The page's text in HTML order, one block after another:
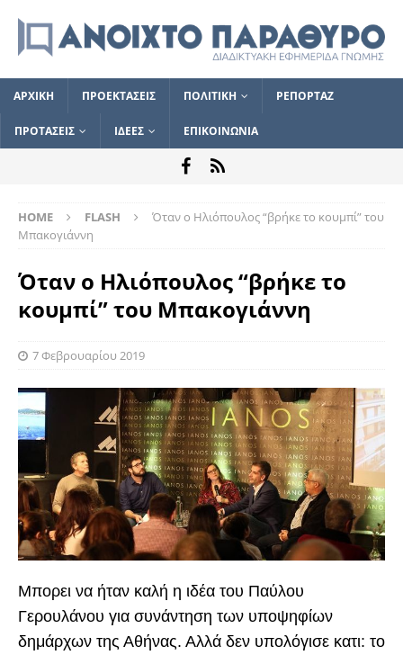
ΑΡΧΙΚΗ ΠΡΟΕΚΤΑΣΕΙΣ ΠΟΛΙΤΙΚΗ ΡΕΠΟΡΤΑΖ
ΠΡΟΤΑΣΕΙΣ ΙΔΕΕΣ ΕΠΙΚΟΙΝΩΝΙΑ
HOME FLASH
Όταν ο Ηλιόπουλος “βρήκε το κουμπί” του
Μπακογιάννη
Όταν ο Ηλιόπουλος “βρήκε το
κουμπί” του Μπακογιάννη
7 Φεβρουαρίου 2019
Μπορει να ήταν καλή η ιδέα του Παύλου
Γερουλάνου για συνάντηση των υποψηφίων
δημάρχων της Αθήνας. Αλλά δεν υπολόγισε κατι: το